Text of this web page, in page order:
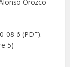
Orozco
08-6 (PDF).
5)